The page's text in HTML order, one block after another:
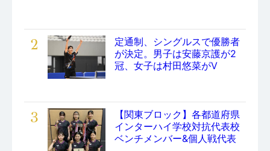
2
定通制、シングルスで優勝者
が決定。男子は安藤京護が2
冠、女子は村田悠菜がV
3
【関東ブロック】各都道府県
インターハイ学校対抗代表校
ベンチメンバー&個人戦代表